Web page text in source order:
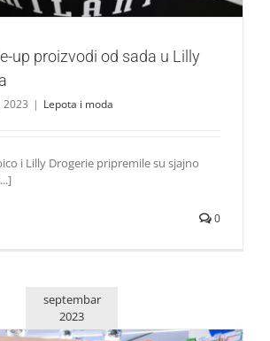
up proizvodi od sada u Lilly
2023 | Lepota i moda
i Lilly Drogerie pripremile su sjajno
0
septembar
2023